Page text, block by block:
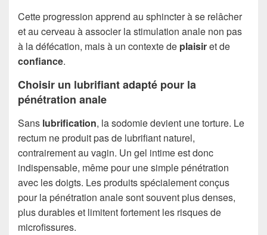
Cette progression apprend au sphincter à se relâcher
et au cerveau à associer la stimulation anale non pas
à la défécation, mais à un contexte de plaisiret de
confiance.
Choisir un lubrifiant adapté pour la
pénétration anale
Sans lubrification, la sodomie devient une torture. Le
rectum ne produit pas de lubrifiant naturel,
contrairement au vagin. Un gel intime est donc
indispensable, même pour une simple pénétration
avec les doigts. Les produits spécialement conçus
pour la pénétration anale sont souvent plus denses,
plus durables et limitent fortement les risques de
microfissures.